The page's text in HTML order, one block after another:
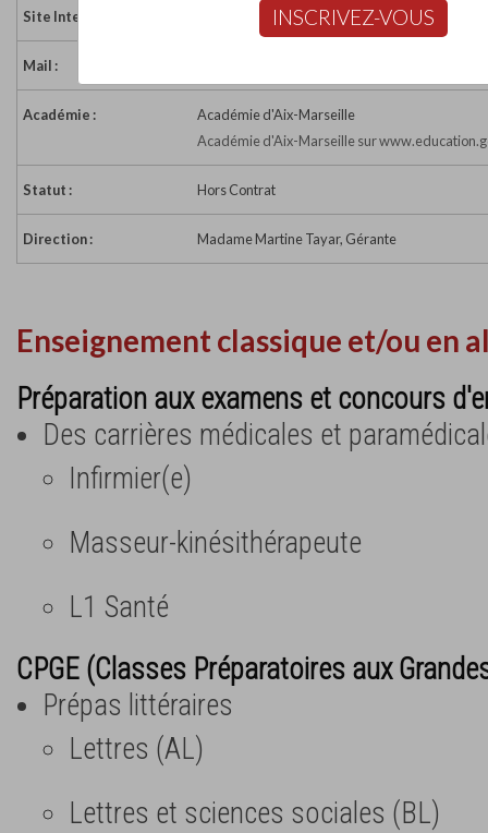
Site Internet : http://cpegm.fr/
Mail :
Académie :
Académie d'Aix-Marseille
Académie d'Aix-Marseille sur
Statut : Hors Contrat
Direction : Madame Martine Tayar, Gérante
Enseignement classique et/ou en
Préparation aux examens et concours
Des carrières médicales et
Infirmier(e)
Masseur-kinésithérapeute
L1 Santé
CPGE (Classes Préparatoires aux
Prépas littéraires
Lettres (AL)
Lettres et sciences sociales (BL)
INSCRIVEZ-VOUS